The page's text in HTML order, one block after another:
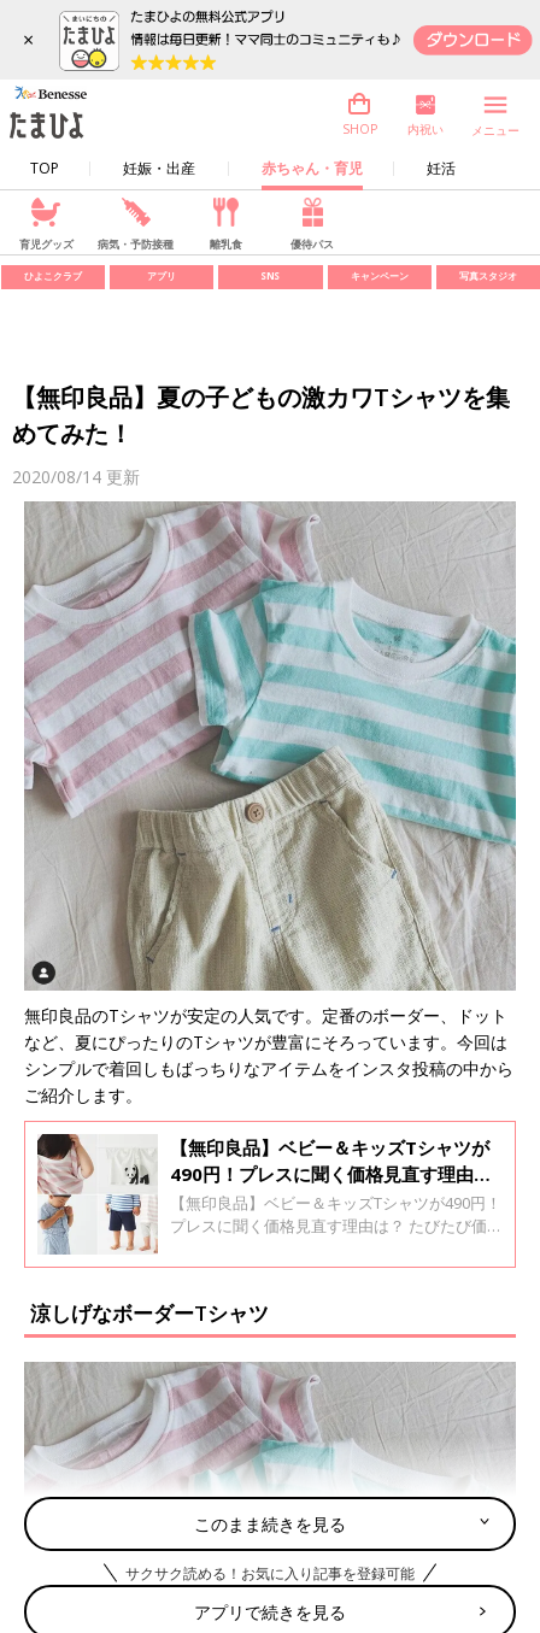
×
TOP 妊娠・出産 赤ちゃん・育児 妊活
SHOP 内祝い メニュー
育児グッズ 病気・予防接種 離乳食 優待パス
ひよこクラブ アプリ SNS キャンペーン 写真スタジオ
【無印良品】夏の子どもの激カワTシャツを集
めてみた！
2020/08/14 更新
無印良品のTシャツが安定の人気です。定番のボーダー、ドット
など、夏にぴったりのTシャツが豊富にそろっています。今回は
シンプルで着回しもばっちりなアイテムをインスタ投稿の中から
ご紹介します。
【無印良品】ベビー＆キッズTシャツが
490円！プレスに聞く価格見直す理由
は？
【無印良品】ベビー＆キッズTシャツが490円！
プレスに聞く価格見直す理由は？ たびたび価格
末にはベビー・キッズ服の価格が見直され、よ
無印良品のベビー・キッズ服の価格見直しアイ
テムを紹介しながら、無印良品が価格を見直す
理由について無印良品のプレス担当にインタビ
ューしました！
涼しげなボーダーTシャツ
このまま続きを見る
サクサク読める！お気に入り記事を登録可能
アプリで続きを見る